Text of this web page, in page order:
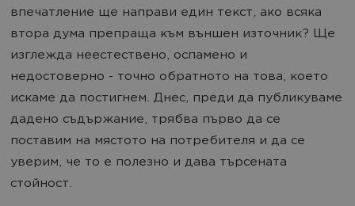
впечатление ще направи един текст, ако всяка
втора дума препраща към външен източник? Ще
изглежда неестествено, оспамено и
недостоверно - точно обратното на това, което
искаме да постигнем. Днес, преди да публикуваме
дадено съдържание, трябва първо да се
поставим на мястото на потребителя и да се
уверим, че то е полезно и дава търсената
стойност.